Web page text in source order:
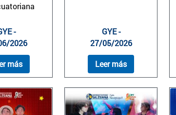
-
2026
más
GYE -
27/05/2026
Leer más